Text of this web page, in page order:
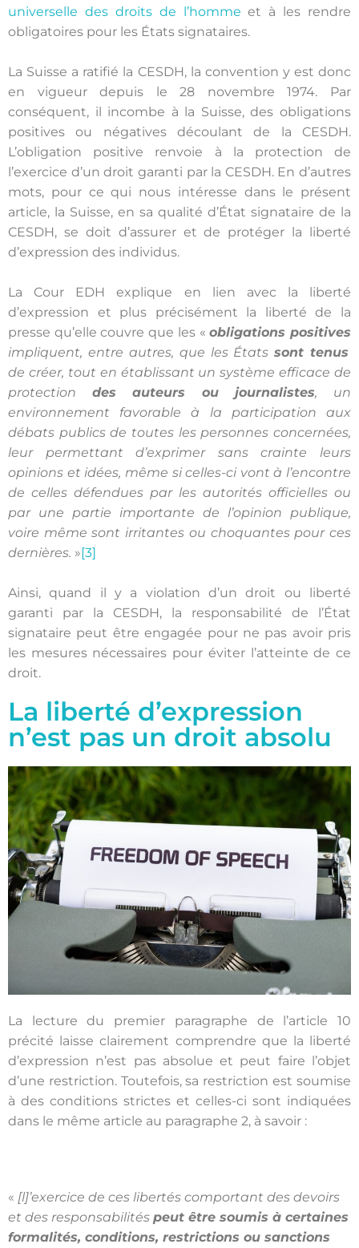
universelle des droits de l’homme et à les rendre
obligatoires pour les États signataires.
La Suisse a ratifié la CESDH, la convention y est donc
en vigueur depuis le 28 novembre 1974. Par
conséquent, il incombe à la Suisse, des obligations
positives ou négatives découlant de la CESDH.
L’obligation positive renvoie à la protection de
l’exercice d’un droit garanti par la CESDH. En d’autres
mots, pour ce qui nous intéresse dans le présent
article, la Suisse, en sa qualité d’État signataire de la
CESDH, se doit d’assurer et de protéger la liberté
d’expression des individus.
La Cour EDH explique en lien avec la liberté
d’expression et plus précisément la liberté de la
presse qu’elle couvre que les «obligations positives
impliquent, entre autres, que les Étatssont tenus
de créer, tout en établissant un système efficace de
protection des auteurs ou journalistes, un
environnement favorable à la participation aux
débats publics de toutes les personnes concernées,
leur permettant d’exprimer sans crainte leurs
opinions et idées, même si celles-ci vont à l’encontre
de celles défendues par les autorités officielles ou
par une partie importante de l’opinion publique,
voire même sont irritantes ou choquantes pour ces
dernières. »[3]
Ainsi, quand il y a violation d’un droit ou liberté
garanti par la CESDH, la responsabilité de l’État
signataire peut être engagée pour ne pas avoir pris
les mesures nécessaires pour éviter l’atteinte de ce
droit.
La liberté d’expression
n’est pas un droit absolu
La lecture du premier paragraphe de l’article 10
précité laisse clairement comprendre que la liberté
d’expression n’est pas absolue et peut faire l’objet
d’une restriction. Toutefois, sa restriction est soumise
à des conditions strictes et celles-ci sont indiquées
dans le même article au paragraphe 2, à savoir :
« [l]’exercice de ces libertés comportant des devoirs
et des responsabilités peut être soumis à certaines
formalités, conditions, restrictions ou sanctions